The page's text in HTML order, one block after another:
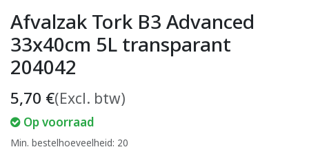
Afvalzak Tork B3 Advanced
33x40cm 5L transparant
204042
5,70 €(Excl. btw)
Op voorraad
Min. bestelhoeveelheid: 20